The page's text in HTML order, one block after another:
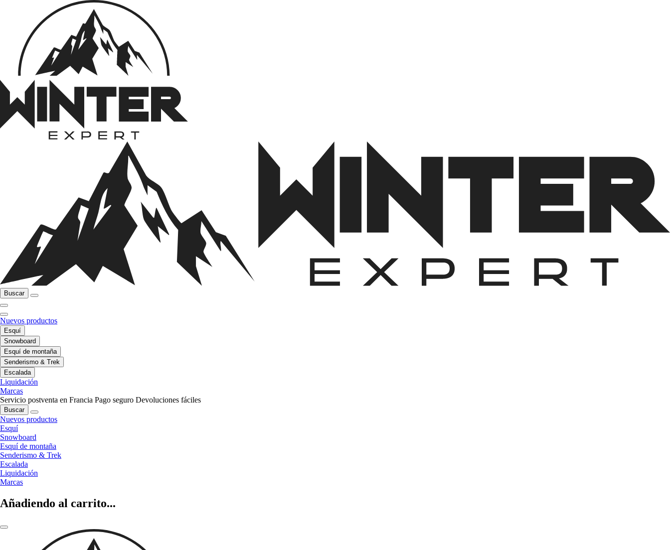
Buscar
Nuevos productos
Esquí
Snowboard
Esquí de montaña
Senderismo & Trek
Escalada
Liquidación
Marcas
Servicio postventa en Francia Pago seguro Devoluciones fáciles
Buscar
Nuevos productos
Esquí
Snowboard
Esquí de montaña
Senderismo & Trek
Escalada
Liquidación
Marcas
Añadiendo al carrito...